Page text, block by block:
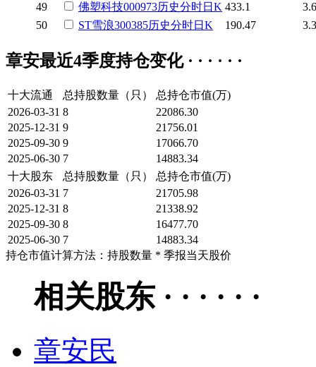
49 佛塑科技000973历史分时日K 433.1
50
ST雪浪300385历史分时日K 190.47
章安最近4季度持仓变化 · · · · · ·
十大流通 总持股数量（只）
总持仓市值(万)
2026-03-31 8
22086.30
2025-12-31 9
21756.01
2025-09-30 9
17066.70
2025-06-30 7
14883.34
十大股东
总持股数量（只）
总持仓市值(万)
2026-03-31 7
21705.98
2025-12-31 8
21338.92
2025-09-30 8
16477.70
2025-06-30 7
14883.34
持仓市值计算方法：持股数量 * 季报当天股价
相关股东 · · · · · ·
章安民